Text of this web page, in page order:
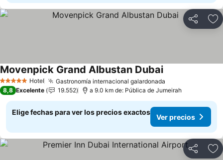
Compartir
5 Estrellas Hotel Gastronomía internacional galardonada
Movenpick Grand Albustan DubaiVer precios
8,8 Excelente 19.552 a 9.0 km de: Pública de Jumeirah
Elige fechas para ver los precios exactos
Ver precios
Compartir